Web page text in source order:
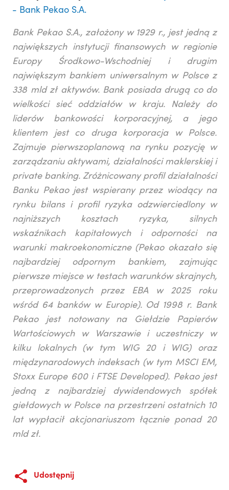
- Bank Pekao S.A.
Bank Pekao S.A., założony w 1929 r., jest jedną z
największych instytucji finansowych w regionie
Europy Środkowo-Wschodniej i drugim
największym bankiem uniwersalnym w Polsce z
338 mld zł aktywów. Bank posiada drugą co do
wielkości sieć oddziałów w kraju. Należy do
liderów bankowości korporacyjnej, a jego
klientem jest co druga korporacja w Polsce.
Zajmuje pierwszoplanową na rynku pozycję w
zarządzaniu aktywami, działalności maklerskiej i
private banking. Zróżnicowany profil działalności
Banku Pekao jest wspierany przez wiodący na
rynku bilans i profil ryzyka odzwierciedlony w
najniższych kosztach ryzyka, silnych
wskaźnikach kapitałowych i odporności na
warunki makroekonomiczne (Pekao okazało się
najbardziej odpornym bankiem, zajmując
pierwsze miejsce w testach warunków skrajnych,
przeprowadzonych przez EBA w 2025 roku
wśród 64 banków w Europie). Od 1998 r. Bank
Pekao jest notowany na Giełdzie Papierów
Wartościowych w Warszawie i uczestniczy w
kilku lokalnych (w tym WIG 20 i WIG) oraz
międzynarodowych indeksach (w tym MSCI EM,
Stoxx Europe 600 i FTSE Developed). Pekao jest
jedną z najbardziej dywidendowych spółek
giełdowych w Polsce na przestrzeni ostatnich 10
lat wypłacił akcjonariuszom łącznie ponad 20
mld zł.
Udostępnij